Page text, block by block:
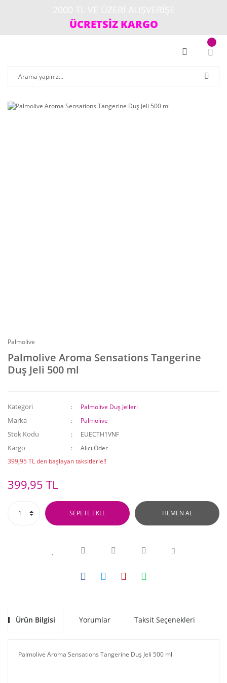
ÜCRETSİZ KARGO
Palmolive
Palmolive Aroma Sensations Tangerine
Duş Jeli 500 ml
Kategori Palmolive Duş Jelleri
Marka Palmolive
Stok Kodu EUECTH1VNF
Kargo
Alıcı Öder
399,95 TL den başlayan taksitlerle!!
399,95 TL
SEPETE EKLE HEMEN AL
Ürün Bilgisi Yorumlar Taksit Seçenekleri
Palmolive Aroma Sensations Tangerine Duş Jeli 500 ml